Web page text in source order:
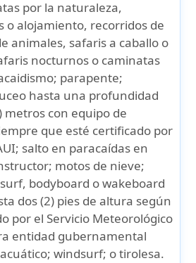
por la naturaleza,
o alojamiento, recorridos de
animales, safaris a caballo o
nocturnos o caminatas
parapente;
hasta una profundidad
metros con equipo de
que esté certificado por
salto en paracaídas en
motos de nieve;
bodyboard o wakeboard
dos (2) pies de altura según
por el Servicio Meteorológico
entidad gubernamental
windsurf; o tirolesa.